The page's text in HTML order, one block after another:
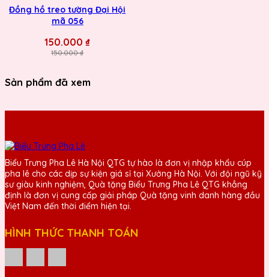
Đồng hồ treo tường Đại Hội
mã 056
150.000 ₫
150.000 ₫
Sản phẩm đã xem
Biểu Trưng Pha Lê Hà Nội QTG tự hào là đơn vị nhập khẩu cúp
pha lê cho các dịp sự kiện giá sỉ tại Xưởng Hà Nội. Với đội ngũ kỹ
sư giàu kinh nghiệm, Quà tặng Biểu Trưng Pha Lê QTG khẳng
định là đơn vị cung cấp giải pháp Quà tặng vinh danh hàng đầu
Việt Nam đến thời điểm hiện tại.
HÌNH THỨC THANH TOÁN